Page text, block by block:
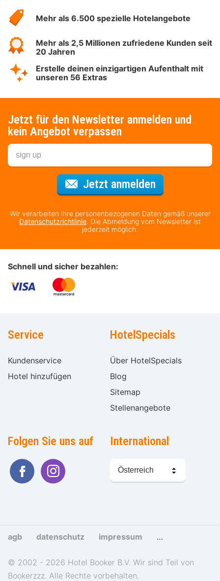
Hotelspecials
Mehr als 6.500 spezielle Hotelangebote
Mehr als 2,5 Millionen zufriedene Kunden seit
20 Jahren
Erstelle deinen einzigartigen Aufenthalt mit
unseren 56 Extras
Jetzt für den Newsletter anmelden und
kein Angebot verpassen
Jetzt anmeldenFür den
Wir verarbeiten Ihre personenbezogenen Daten gemäß unserer
Datenschutzrichtlinie. Die Abmeldung vom Newsletter ist
jederzeit möglich.
Schnell und sicher bezahlen:
Service
Kundenservice
Hotel hinzufügen
HotelSpecials
Über HotelSpecials
Blog
Sitemap
Stellenangebote
Folgen Sie uns auf International
Sprache
wählen
agb datenschutz impressum cookies und
© 2002 - 2026 Hotel Booker B.V. Wir sind Teil von
Bookerzzz. Alle Rechte vorbehalten.